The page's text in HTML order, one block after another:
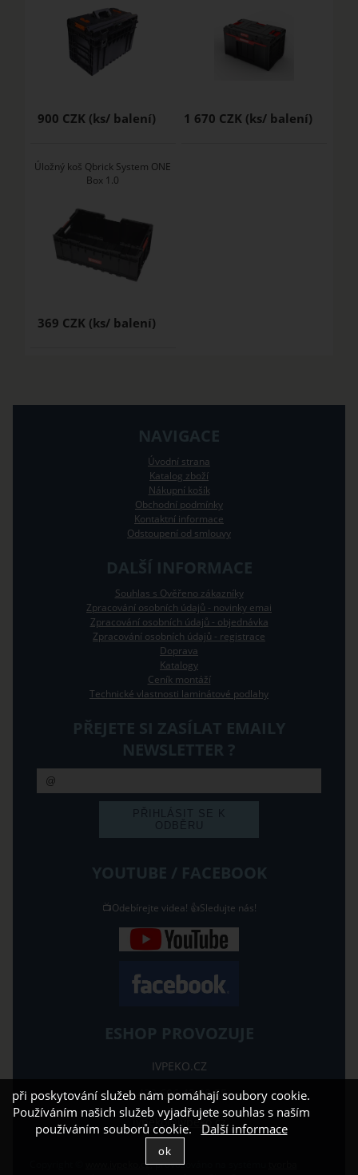
900 CZK 1 670 CZK
Úložný koš Qbrick System ONE
Box 1.0
369 CZK
NAVIGACE
Úvodní strana
Katalog zboží
Nákupní košík
Obchodní podmínky
Kontaktní informace
Odstoupení od smlouvy
DALŠÍ INFORMACE
Souhlas s Ověřeno zákazníky
Zpracování osobních údajů - novinky emai
Zpracování osobních údajů - objednávka
Zpracování osobních údajů - registrace
Doprava
Katalogy
Ceník montáží
Technické vlastnosti laminátové podlahy
PŘEJETE SI ZASÍLAT EMAILY
NEWSLETTER ?
YOUTUBE / FACEBOOK
📺Odebírejte videa! 👍Sledujte nás!
ESHOP PROVOZUJE
IVPEKO.CZ
+420 606 42 88 55
ivpeko@ivpeko.cz
www.ivpeko.cz,provozováno na systému
při poskytování služeb nám pomáhají soubory cookie.
Používáním našich služeb vyjadřujete souhlas s naším
používáním souborů cookie. Další informace